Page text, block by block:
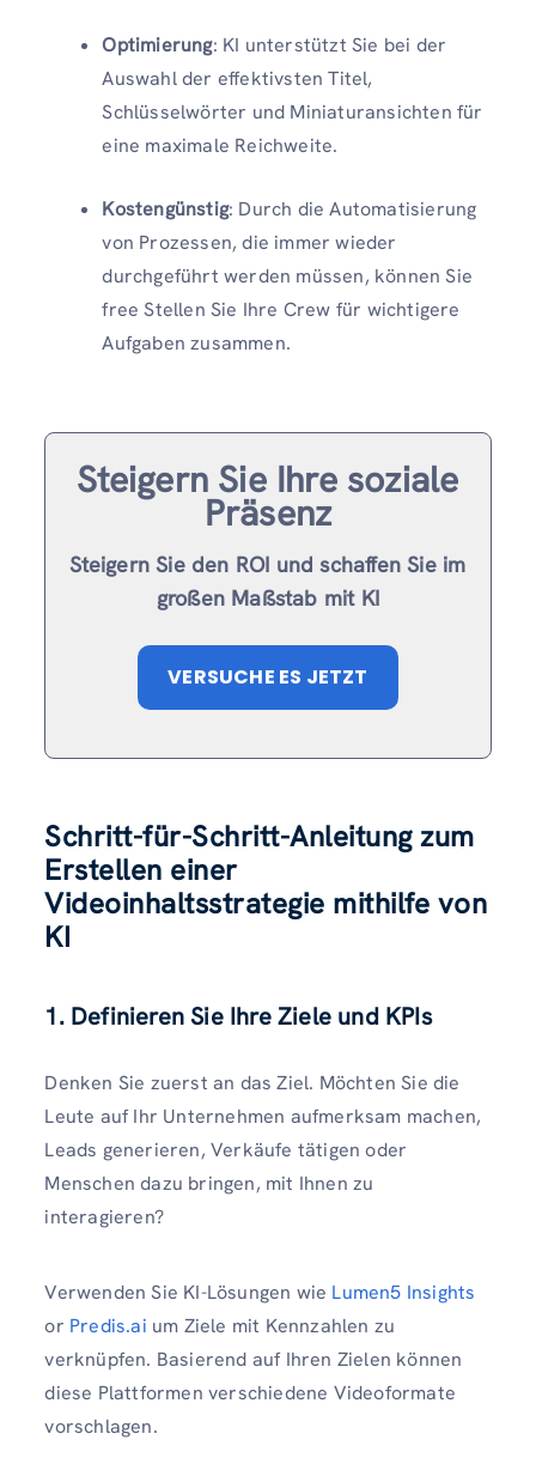
Optimierung: KI unterstützt Sie bei der
Auswahl der effektivsten Titel,
Schlüsselwörter und Miniaturansichten für
eine maximale Reichweite.
Kostengünstig: Durch die Automatisierung
von Prozessen, die immer wieder
durchgeführt werden müssen, können Sie
free Stellen Sie Ihre Crew für wichtigere
Aufgaben zusammen.
Steigern Sie Ihre soziale
Präsenz
Steigern Sie den ROI und schaffen Sie im
großen Maßstab mit KI
VERSUCHE ES JETZT
Schritt-für-Schritt-Anleitung zum
Erstellen einer
Videoinhaltsstrategie mithilfe von
KI
1. Definieren Sie Ihre Ziele und KPIs
Denken Sie zuerst an das Ziel. Möchten Sie die
Leute auf Ihr Unternehmen aufmerksam machen,
Leads generieren, Verkäufe tätigen oder
Menschen dazu bringen, mit Ihnen zu
interagieren?
Verwenden Sie KI-Lösungen wie Lumen5 Insights
or Predis.ai um Ziele mit Kennzahlen zu
verknüpfen. Basierend auf Ihren Zielen können
diese Plattformen verschiedene Videoformate
vorschlagen.